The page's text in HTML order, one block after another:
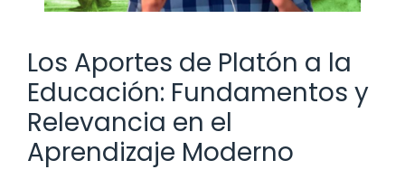
Los Aportes de Platón a la
Educación: Fundamentos y
Relevancia en el
Aprendizaje Moderno